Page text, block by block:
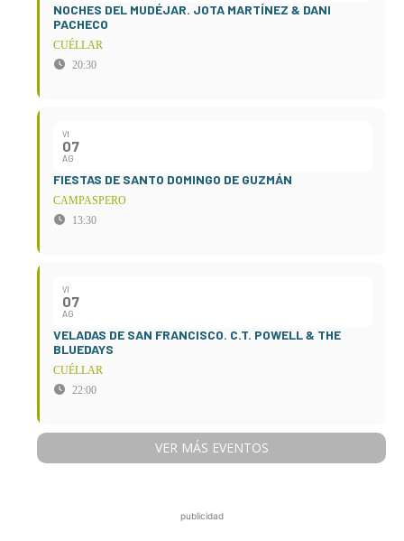
NOCHES DEL MUDÉJAR. JOTA MARTÍNEZ & DANI
PACHECO
CUÉLLAR
20:30
VI
07
AG
FIESTAS DE SANTO DOMINGO DE GUZMÁN
CAMPASPERO
13:30
VI
07
AG
VELADAS DE SAN FRANCISCO. C.T. POWELL & THE
BLUEDAYS
CUÉLLAR
22:00
VER MÁS EVENTOS
publicidad